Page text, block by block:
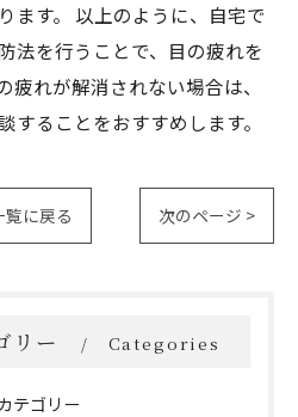
ます。 以上のように、自宅で
法を行うことで、目の疲れを
疲れが解消されない場合は、
することをおすすめします。
覧に戻る 次のページ >
リー Categories
テゴリー